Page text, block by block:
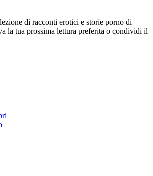
di racconti erotici e storie porno di
la tua prossima lettura preferita o condividi il